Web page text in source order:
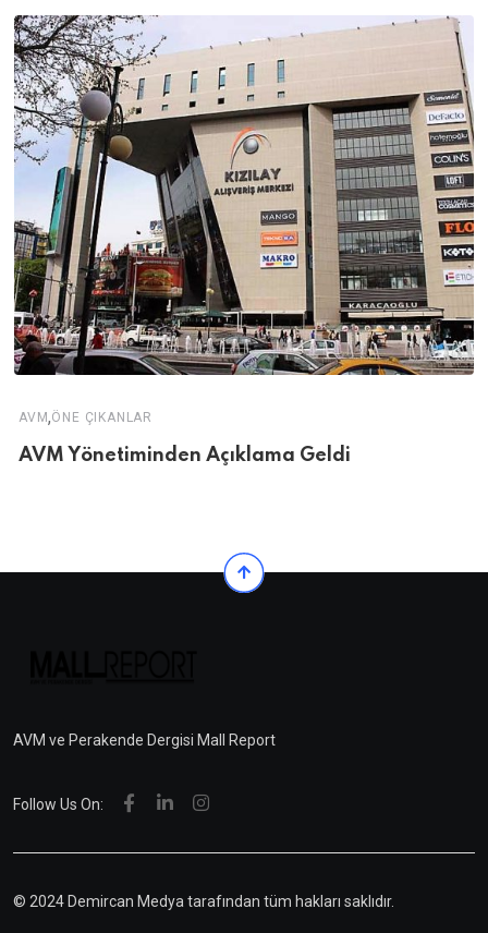
AVM,ÖNE ÇIKANLAR
AVM Yönetiminden Açıklama Geldi
AVM ve Perakende Dergisi Mall Report
Follow Us On:
© 2024 Demircan Medya tarafından tüm hakları saklıdır.